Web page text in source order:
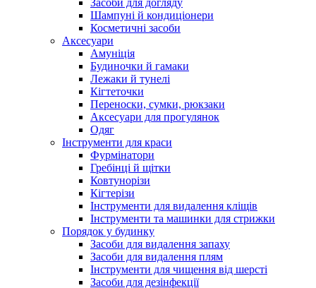
Засоби для догляду
Шампуні й кондиціонери
Косметичні засоби
Аксесуари
Амуніція
Будиночки й гамаки
Лежаки й тунелі
Кігтеточки
Переноски, сумки, рюкзаки
Аксесуари для прогулянок
Одяг
Інструменти для краси
Фурмінатори
Гребінці й щітки
Ковтунорізи
Кігтерізи
Інструменти для видалення кліщів
Інструменти та машинки для стрижки
Порядок у будинку
Засоби для видалення запаху
Засоби для видалення плям
Інструменти для чищення від шерсті
Засоби для дезінфекції